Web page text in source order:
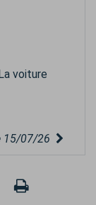
voiture
15/07/26